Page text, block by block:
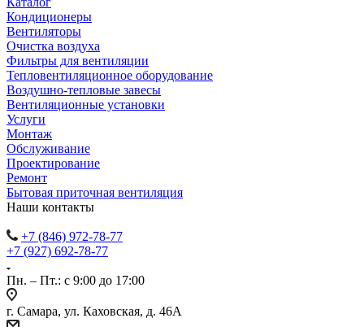
Кондиционеры
Вентиляторы
Очистка воздуха
Фильтры для вентиляции
Тепловентиляционное оборудование
Воздушно-тепловые завесы
Вентиляционные установки
Услуги
Монтаж
Обслуживание
Проектирование
Ремонт
Бытовая приточная вентиляция
Наши контакты
+7 (846) 972-78-77
+7 (927) 692-78-77
Пн. – Пт.: с 9:00 до 17:00
г. Самара, ул. Каховская, д. 46А